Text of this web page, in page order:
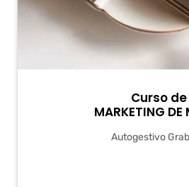
Curso de
MARKETING DE
Autogestivo